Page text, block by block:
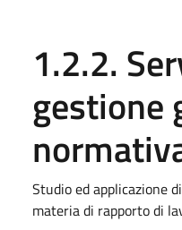
1.2.2.
gestione
Studio ed applicazione
materia di rapporto di